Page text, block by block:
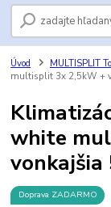
Úvod MULTISPLIT
multisplit 3x 2,5kW +
white
vonkajšia
Doprava ZADARMO